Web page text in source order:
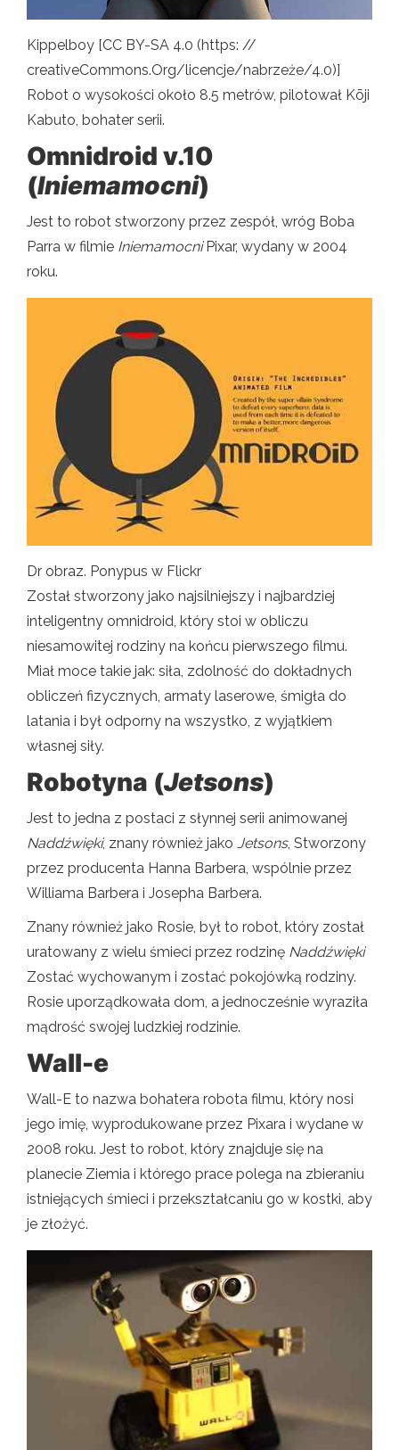
Kippelboy [CC BY-SA 4.0 (https: //
creativeCommons.Org/licencje/nabrzeże/4.0)]
Robot o wysokości około 8.5 metrów, pilotował Kōji
Kabuto, bohater serii.
Omnidroid v.10
(Iniemamocni)
Jest to robot stworzony przez zespół, wróg Boba
Parra w filmie IniemamocniPixar, wydany w 2004
roku.
Dr obraz. Ponypus w Flickr
Został stworzony jako najsilniejszy i najbardziej
inteligentny omnidroid, który stoi w obliczu
niesamowitej rodziny na końcu pierwszego filmu.
Miał moce takie jak: siła, zdolność do dokładnych
obliczeń fizycznych, armaty laserowe, śmigła do
latania i był odporny na wszystko, z wyjątkiem
własnej siły.
Robotyna (Jetsons)
Jest to jedna z postaci z słynnej serii animowanej
Naddźwięki, znany również jako Jetsons, Stworzony
przez producenta Hanna Barbera, wspólnie przez
Williama Barbera i Josepha Barbera.
Znany również jako Rosie, był to robot, który został
uratowany z wielu śmieci przez rodzinę Naddźwięki
Zostać wychowanym i zostać pokojówką rodziny.
Rosie uporządkowała dom, a jednocześnie wyraziła
mądrość swojej ludzkiej rodzinie.
Wall-e
Wall-E to nazwa bohatera robota filmu, który nosi
jego imię, wyprodukowane przez Pixara i wydane w
2008 roku. Jest to robot, który znajduje się na
planecie Ziemia i którego prace polega na zbieraniu
istniejących śmieci i przekształcaniu go w kostki, aby
je złożyć.